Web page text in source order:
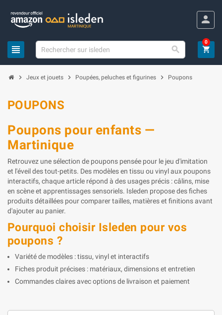
person
view_headline  shopping_cart
0
chevron_right Jeux et jouets chevron_right Poupées, peluches et figurines chevron_right Poupons
POUPONS
Poupons pour enfants —
Martinique
Retrouvez une sélection de poupons pensée pour le jeu d'imitation
et l'éveil des tout-petits. Des modèles en tissu ou vinyl aux poupons
interactifs, chaque article répond à des usages précis : câlins, mise
en scène et apprentissages sensoriels. Isleden propose des fiches
produits détaillées pour comparer tailles, matières et finitions avant
d'ajouter au panier.
Pourquoi choisir Isleden pour vos
poupons ?
Variété de modèles : tissu, vinyl et interactifs
Fiches produit précises : matériaux, dimensions et entretien
Commandes claires avec options de livraison et paiement